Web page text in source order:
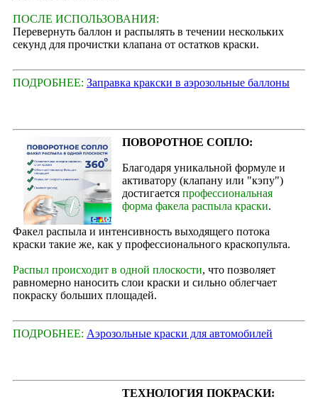
ПОСЛЕ ИСПОЛЬЗОВАНИЯ:
Перевернуть баллон и распылять в течении нескольких
секунд для прочистки клапана от остатков краски.
ПОДРОБНЕЕ: Заправка кракски в аэрозольные баллоны
ПОВОРОТНОЕ СОПЛО:
Благодаря уникальной формуле и
активатору (клапану или "кэпу")
достигается профессиональная
форма факела распыла краски.
Факел распыла и интенсивность выходящего потока
краски такие же, как у профессионального краскопульта.
Распыл происходит в одной плоскости, что позволяет
равномерно наносить слои краски и сильно облегчает
покраску больших площадей.
ПОДРОБНЕЕ: Аэрозольные краски для автомобилей
ТЕХНОЛОГИЯ ПОКРАСКИ: